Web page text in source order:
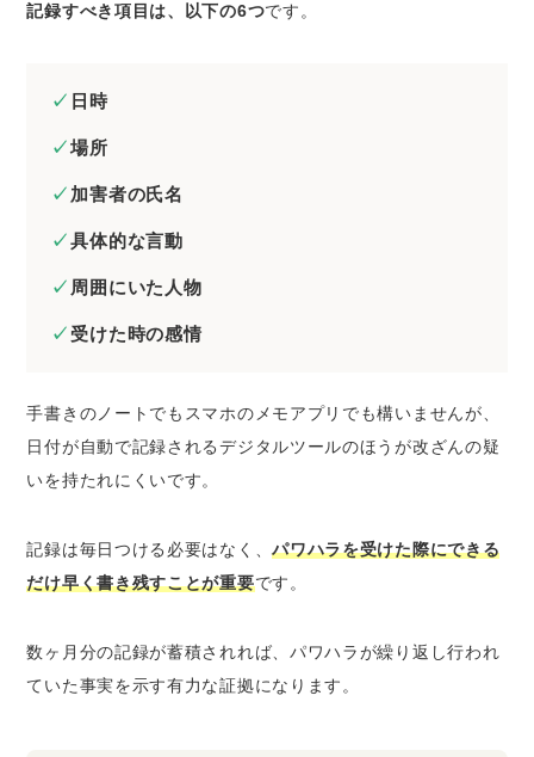
記録すべき項目は、以下の6つです。
日時
場所
加害者の氏名
具体的な言動
周囲にいた人物
受けた時の感情
手書きのノートでもスマホのメモアプリでも構いませんが、
日付が自動で記録されるデジタルツールのほうが改ざんの疑
いを持たれにくいです。
記録は毎日つける必要はなく、パワハラを受けた際にできる
だけ早く書き残すことが重要です。
数ヶ月分の記録が蓄積されれば、パワハラが繰り返し行われ
ていた事実を示す有力な証拠になります。